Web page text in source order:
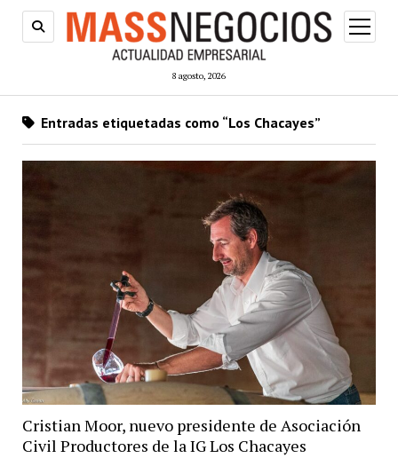
8 agosto, 2026
abrir
menú
Entradas etiquetadas como “Los Chacayes”
Cristian Moor, nuevo presidente de Asociación
Civil Productores de la IG Los Chacayes